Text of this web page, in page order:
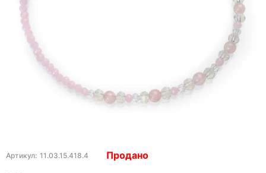
Артикул: 11.03.15.418.4 Продано